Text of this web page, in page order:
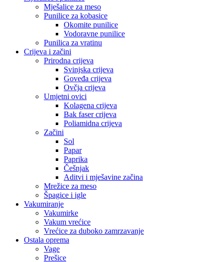
Mješalice za meso
Punilice za kobasice
Okomite punilice
Vodoravne punilice
Punilica za vratinu
Crijeva i začini
Prirodna crijeva
Svinjska crijeva
Goveđa crijeva
Ovčja crijeva
Umjetni ovici
Kolagena crijeva
Bak faser crijeva
Poliamidna crijeva
Začini
Sol
Papar
Paprika
Češnjak
Aditvi i mješavine začina
Mrežice za meso
Špagice i igle
Vakumiranje
Vakumirke
Vakum vrećice
Vrećice za duboko zamrzavanje
Ostala oprema
Vage
Prešice